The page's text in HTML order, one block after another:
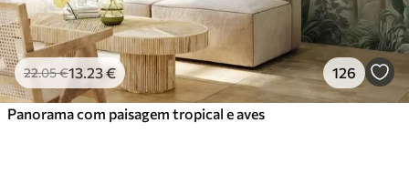
22.05€13 .23€ 126
Panorama com paisagem tropical e aves